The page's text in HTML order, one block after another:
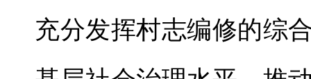
充分发挥村志编修的综